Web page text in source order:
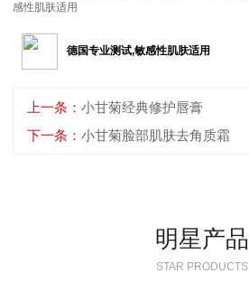
感性肌肤适用
德国专业测试,敏感性肌肤适用
上一条： 小甘菊经典修护唇膏
下一条： 小甘菊脸部肌肤去角质霜
明星产品
STAR PRODUCTS